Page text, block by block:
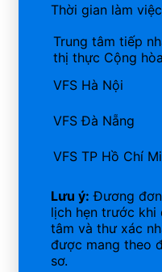
Thời gian làm
Trung tâm tiếp
thị thực Cộng
VFS Hà Nội
VFS Đà Nẵng
VFS TP Hồ Chí
Lưu ý: Đương
lịch hẹn trước khi
tâm và thư xác
được mang theo
sơ.